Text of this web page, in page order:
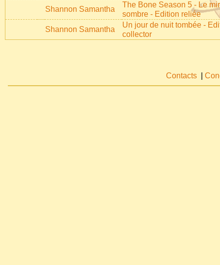
Shannon Samantha
The Bone Season 5 - Le
sombre - Edition reliée
Shannon Samantha
Un jour de nuit tombée -
collector
Contacts |